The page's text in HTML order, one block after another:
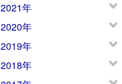
2021年
2020年
2019年
2018年